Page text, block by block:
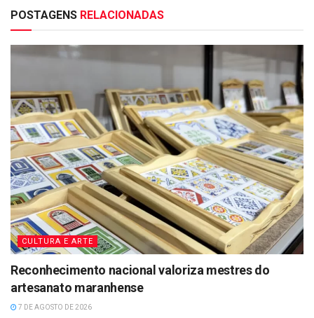
POSTAGENS RELACIONADAS
CULTURA E ARTE
Reconhecimento nacional valoriza mestres do
artesanato maranhense
7 DE AGOSTO DE 2026